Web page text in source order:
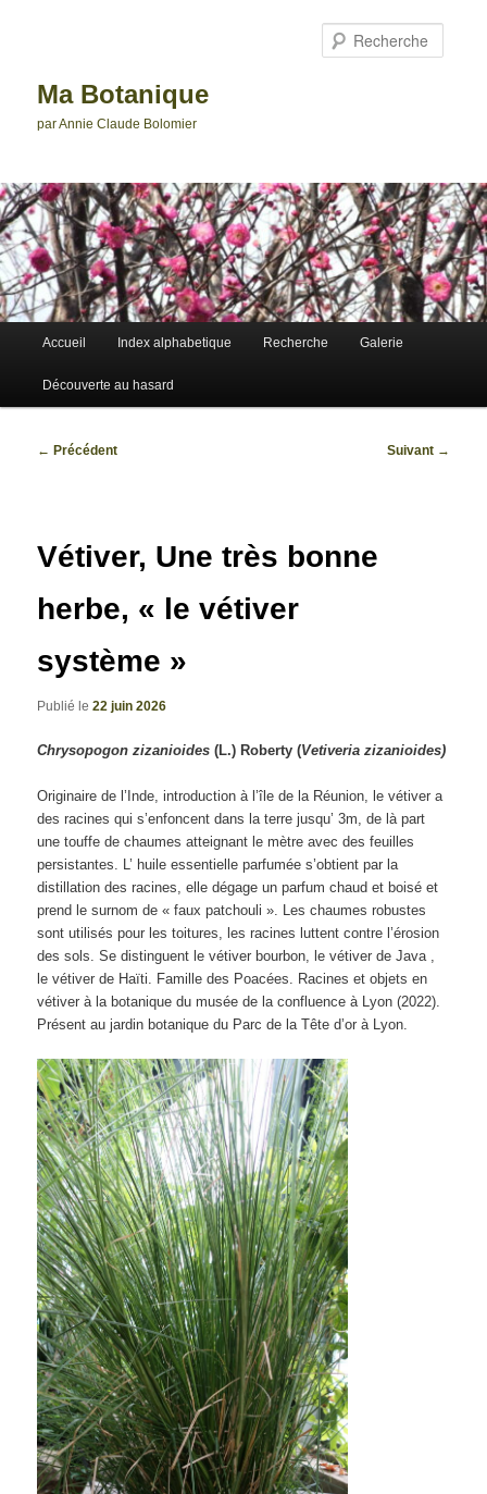
Ma Botanique
par Annie Claude Bolomier
Accueil Index alphabetique Recherche Galerie
Découverte au hasard
Navigation
← Précédent Suivant →
Vétiver, Une très bonne
herbe, « le vétiver
système »
Publié le22 juin 2026
Chrysopogon zizanioides(L.) Roberty (Vetiveria zizanioides)
Originaire de l’Inde, introduction à l’île de la Réunion, le vétiver a
des racines qui s’enfoncent dans la terre jusqu’ 3m, de là part
une touffe de chaumes atteignant le mètre avec des feuilles
persistantes. L’ huile essentielle parfumée s’obtient par la
distillation des racines, elle dégage un parfum chaud et boisé et
prend le surnom de « faux patchouli ». Les chaumes robustes
sont utilisés pour les toitures, les racines luttent contre l’érosion
des sols. Se distinguent le vétiver bourbon, le vétiver de Java ,
le vétiver de Haïti. Famille des Poacées. Racines et objets en
vétiver à la botanique du musée de la confluence à Lyon (2022).
Présent au jardin botanique du Parc de la Tête d’or à Lyon.